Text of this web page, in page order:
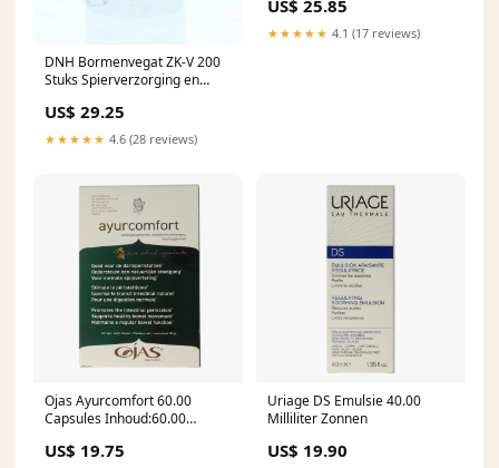
DNH Bormenvegat ZK-V 200
Stuks Spierverzorging en
US$ 29.25
★★★★★ 4.6 (28 reviews)
US$ 25.85
★★★★★ 4.1 (17 reviews)
Ojas Ayurcomfort 60.00
Capsules Inhoud:60.00
US$ 19.75
Uriage DS Emulsie 40.00
Milliliter Zonnen
US$ 19.90